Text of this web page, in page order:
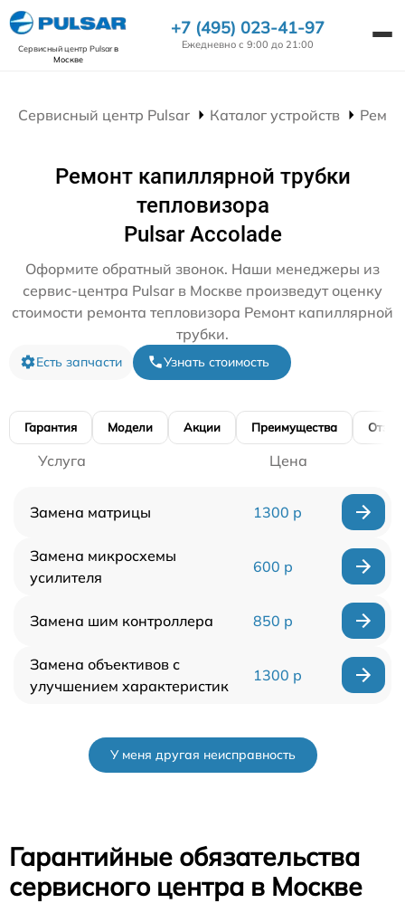
Сервисный центр Pulsarв
Москве
+7 (495) 023-41-97
Ежедневно с 9:00 до 21:00
Сервисный центр Pulsar Каталог устройств
Ремонт капиллярной трубки
тепловизора
Pulsar Accolade
Оформите обратный звонок. Наши менеджеры из
сервис-центра Pulsar в Москве произведут оценку
стоимости ремонта тепловизора Ремонт капиллярной
трубки.
Есть запчасти Узнать стоимость
Гарантия Модели Акции Преимущества
Услуга Цена
Замена матрицы 1300 р
Замена микросхемы
усилителя
600 р
Замена шим контроллера 850 р
Замена объективов с
улучшением характеристик
1300 р
У меня другая неисправность
Гарантийные обязательства
сервисного центра в Москве